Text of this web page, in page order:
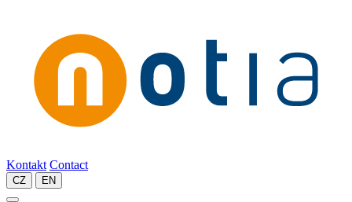
Kontakt Contact
CZ EN